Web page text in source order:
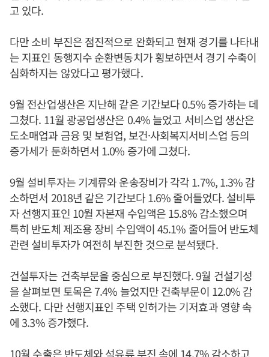
고 있다.
다만 소비 부진은 점진적으로 완화되고 현재 경기를 나타내
는 지표인 동행지수 순환변동치가 횡보하면서 경기 수축이
심화하지는 않았다고 평가했다.
9월 전산업생산은 지난해 같은 기간보다 0.5% 증가하는 데
그쳤다. 11월 광공업생산은 0.4% 늘었고 서비스업 생산은
도소매업과 금융 및 보험업, 보건·사회복지서비스업 등의
증가세가 둔화하면서 1.0% 증가에 그쳤다.
9월 설비투자는 기계류와 운송장비가 각각 1.7%, 1.3% 감
소하면서 2018년 같은 기간보다 1.6% 줄어들었다. 설비투
자 선행지표인 10월 자본재 수입액은 15.8% 감소했으며
특히 반도체 제조용 장비 수입액이 45.1% 줄어들어 반도체
관련 설비투자가 여전히 부진한 것으로 분석됐다.
건설투자는 건축부문을 중심으로 부진했다. 9월 건설기성
을 살펴보면 토목은 7.4% 늘었지만 건축부문이 12.0% 감
소했다. 다만 선행지표인 주택 인허가는 기저효과 영향 속
에 3.3% 증가했다.
10월 수출은 반도체와 석유류 부진 속에 14.7% 감소하고